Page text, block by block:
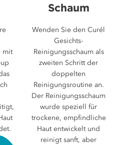
mit
Schaum
Wenden Sie den Curél
Gesichts-
Reinigungsschaum als
zweiten Schritt der
doppelten
Reinigungsroutine an.
Der Reinigungsschaum
wurde speziell für
trockene, empfindliche
Haut entwickelt und
reinigt sanft, aber